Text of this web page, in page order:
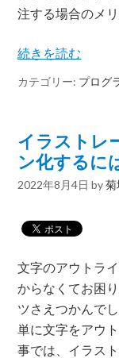
注する場合のメ
続きを読む
カテゴリー: プログ
イラストレ
ン化するに
2022年8月4日 by菊
文字のアウトラ
からなくてお困
ツさえつかんで
単に文字をアウ
事では、イラス